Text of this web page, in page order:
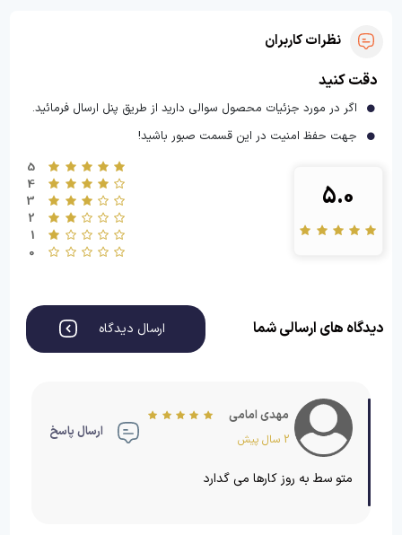
نظرات کاربران
دقت کنید
اگر در مورد جزئیات محصول سوالی دارید از طریق پنل ارسال فرمائید.
جهت حفظ امنیت در این قسمت صبور باشید!
5.0
5
4
3
2
1
0
دیدگاه های ارسالی شما ارسال دیدگاه
مهدی امامی
2 سال پیش ارسال پاسخ
متو سط به روز کارها می گدارد